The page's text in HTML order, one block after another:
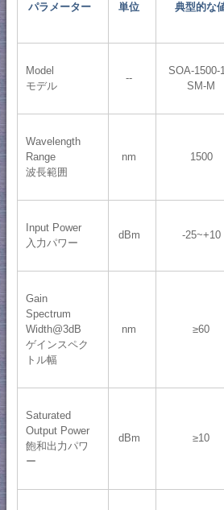
パラメーター 単位 典型的な
Model
モデル
--
SOA-1500-
SM-M
Wavelength
Range
波長範囲
nm 1500
Input Power
入力パワー
dBm -25~+10
Gain
Spectrum
Width@3dB
ゲインスペク
トル幅
nm ≥60
Saturated
Output Power
飽和出力パワ
ー
dBm ≥10